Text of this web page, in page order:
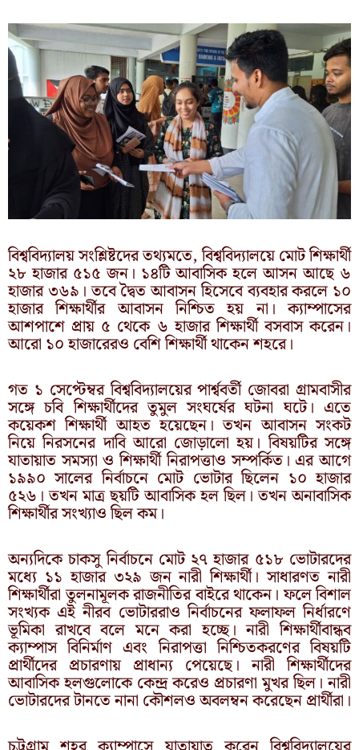
বিশ্ববিদ্যালয় সংশ্লিষ্টদের তথ্যমতে, বিশ্ববিদ্যালয়ে মোট শিক্ষার্থী
২৮ হাজার ৫১৫ জন। ১৪টি আবাসিক হলে আসন আছে ৬
হাজার ৩৬৯। তবে দ্বৈত আবাসন হিসেবে ব্যবহার করলে ১০
হাজার শিক্ষার্থীর আবাসন নিশ্চিত হয় না। ক্যাম্পাসের
আশপাশে প্রায় ৫ থেকে ৬ হাজার শিক্ষার্থী বসবাস করেন।
আরো ১০ হাজারেরও বেশি শিক্ষার্থী থাকেন শহরে।
গত ১ সেপ্টেম্বর বিশ্ববিদ্যালয়ের পার্শ্ববর্তী জোবরা গ্রামবাসীর
সঙ্গে চবি শিক্ষার্থীদের তুমুল সংঘর্ষের ঘটনা ঘটে। এতে
কয়েকশ শিক্ষার্থী আহত হয়েছেন। তখন আবাসন সংকট
নিয়ে নিরসনের দাবি আরো জোড়ালো হয়। বিষয়টির সঙ্গে
যাতায়াত সমস্যা ও শিক্ষার্থী নিরাপত্তাও সম্পর্কিত। এর আগে
১৯৯০ সালের নির্বাচনে মোট ভোটার ছিলেন ১০ হাজার
৫২৬। তখন মাত্র ছয়টি আবাসিক হল ছিল। তখন অনাবাসিক
শিক্ষার্থীর সংখ্যাও ছিল কম।
অন্যদিকে চাকসু নির্বাচনে মোট ২৭ হাজার ৫১৮ ভোটারদের
মধ্যে ১১ হাজার ৩২৯ জন নারী শিক্ষার্থী। সাধারণত নারী
শিক্ষার্থীরা তুলনামূলক রাজনীতির বাইরে থাকেন। ফলে বিশাল
সংখ্যক এই নীরব ভোটাররাও ‍নির্বাচনের ফলাফল নির্ধারণে
ভূমিকা রাখবে বলে মনে করা হচ্ছে। নারী শিক্ষার্থীবান্ধব
ক্যাম্পাস বিনির্মাণ এবং নিরাপত্তা নিশ্চিতকরণের বিষয়টি
প্রার্থীদের প্রচারণায় প্রাধান্য পেয়েছে। নারী শিক্ষার্থীদের
আবাসিক হলগুলোকে কেন্দ্র করেও প্রচারণা মুখর ছিল। নারী
ভোটারদের টানতে নানা কৌশলও অবলম্বন করেছেন প্রার্থীরা।